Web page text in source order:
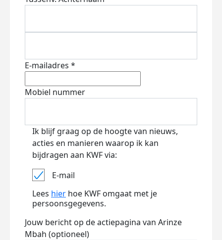
E-mailadres *
Mobiel nummer
Ik blijf graag op de hoogte van nieuws,
acties en manieren waarop ik kan
bijdragen aan KWF via:
E-mail
Lees hier hoe KWF omgaat met je
persoonsgegevens.
Jouw bericht op de actiepagina van Arinze
Mbah (optioneel)